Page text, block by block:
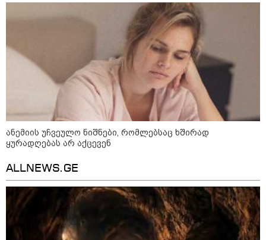
ინფექციას ებრძვიან - რა უნდა ვიცოდეთ
და რამდენად სახიფათოა
13:36 / 09-08-2026
24 წლის ფეხბურთელს თამაშის
დროს ელვამ დაარტყა,
დაშავდა 12 ადამიანი -
ვრცელდება ტრაგიკული
მომენტის ამსახველი კადრები
ტაილანდიდან
დრონებით იერიში მიიტანა,
დაიღუპა 3 ადამიანი და
დაშავდა 25
10:17 / 09-08-2026
ანემიის უჩვეულო ნიშნები, რომლებსაც ხშირად
ყურადღებას არ აქცევენ
ALLNEWS.GE